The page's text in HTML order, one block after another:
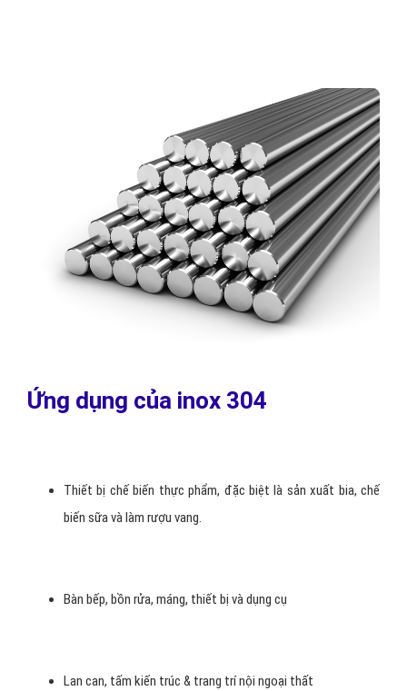
Ứng dụng của inox 304
Thiết bị chế biến thực phẩm, đặc biệt là sản xuất bia, chế
biến sữa và làm rượu vang.
Bàn bếp, bồn rửa, máng, thiết bị và dụng cụ
Lan can, tấm kiến trúc & trang trí nội ngoại thất